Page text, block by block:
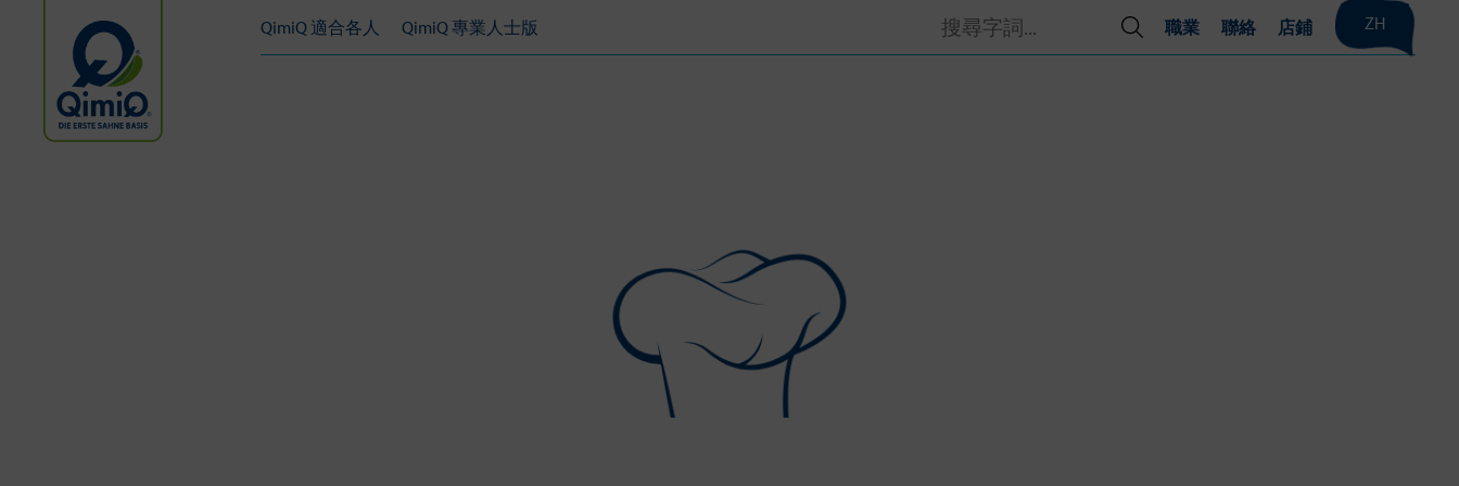
QimiQ 適合各人 QimiQ 專業人士版
搜
尋:
職業 聯絡 店鋪 ZH